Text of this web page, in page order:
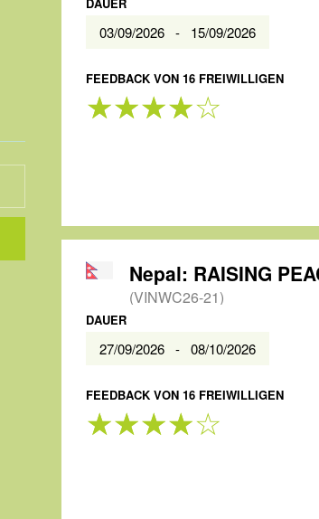
03/09/2026 - 15/09/2026
FEEDBACK VON 16 FREIWILLIGEN
Nepal: RAISING
(VINWC26-21)
DAUER
27/09/2026 - 08/10/2026
FEEDBACK VON 16 FREIWILLIGEN